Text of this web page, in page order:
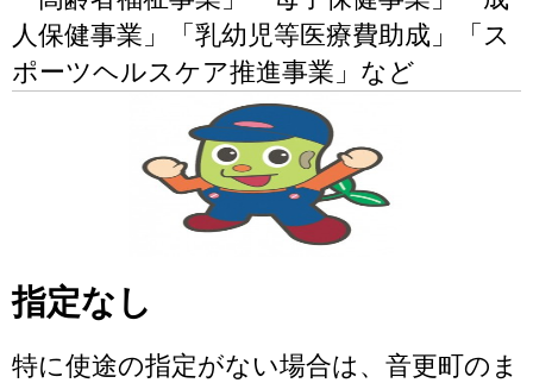
人保健事業」「乳幼児等医療費助成」「ス
ポーツヘルスケア推進事業」など
指定なし
特に使途の指定がない場合は、音更町のま